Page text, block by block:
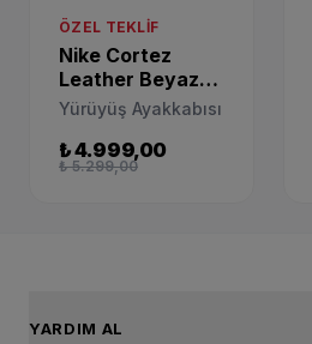
ÖZEL TEKLIF
Nike Cortez
Leather Beyaz
Günlük Spor
Ayakkabı
HQ1841-100
Yürüyüş Ayakkabısı
₺ 4.999,00
₺ 5.299,00
YARDIM AL